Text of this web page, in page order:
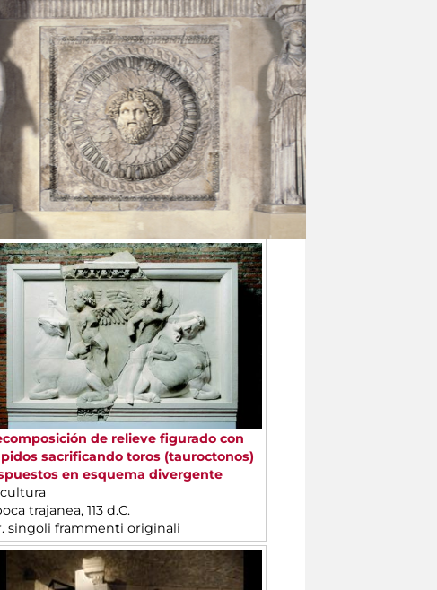
de relieve figurado con
sacrificando toros (tauroctonos)
en esquema divergente
trajanea, 113 d.C.
singoli frammenti originali